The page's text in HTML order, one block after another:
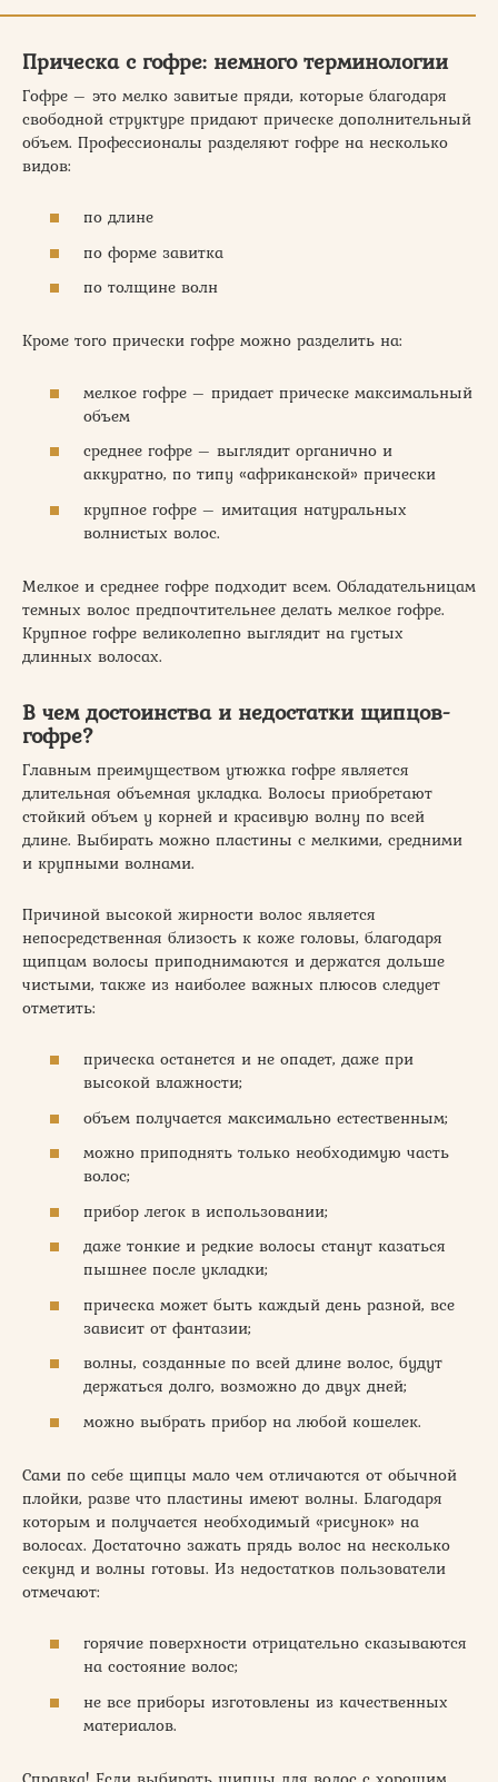
Прическа с гофре: немного терминологии
Гофре – это мелко завитые пряди, которые благодаря
свободной структуре придают прическе дополнительный
объем. Профессионалы разделяют гофре на несколько
видов:
по длине
по форме завитка
по толщине волн
Кроме того прически гофре можно разделить на:
мелкое гофре – придает прическе максимальный
объем
среднее гофре – выглядит органично и
аккуратно, по типу «африканской» прически
крупное гофре – имитация натуральных
волнистых волос.
Мелкое и среднее гофре подходит всем. Обладательницам
темных волос предпочтительнее делать мелкое гофре.
Крупное гофре великолепно выглядит на густых
длинных волосах.
В чем достоинства и недостатки щипцов-
гофре?
Главным преимуществом утюжка гофре является
длительная объемная укладка. Волосы приобретают
стойкий объем у корней и красивую волну по всей
длине. Выбирать можно пластины с мелкими, средними
и крупными волнами.
Причиной высокой жирности волос является
непосредственная близость к коже головы, благодаря
щипцам волосы приподнимаются и держатся дольше
чистыми, также из наиболее важных плюсов следует
отметить:
прическа останется и не опадет, даже при
высокой влажности;
объем получается максимально естественным;
можно приподнять только необходимую часть
волос;
прибор легок в использовании;
даже тонкие и редкие волосы станут казаться
пышнее после укладки;
прическа может быть каждый день разной, все
зависит от фантазии;
волны, созданные по всей длине волос, будут
держаться долго, возможно до двух дней;
можно выбрать прибор на любой кошелек.
Сами по себе щипцы мало чем отличаются от обычной
плойки, разве что пластины имеют волны. Благодаря
которым и получается необходимый «рисунок» на
волосах. Достаточно зажать прядь волос на несколько
секунд и волны готовы. Из недостатков пользователи
отмечают:
горячие поверхности отрицательно сказываются
на состояние волос;
не все приборы изготовлены из качественных
материалов.